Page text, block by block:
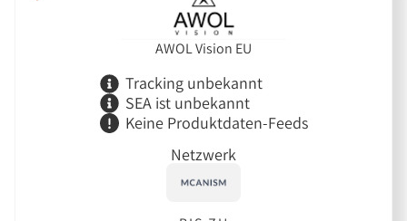
AWOL Vision EU
Tracking unbekannt
SEA ist unbekannt
Keine Produktdaten-Feeds
Netzwerk